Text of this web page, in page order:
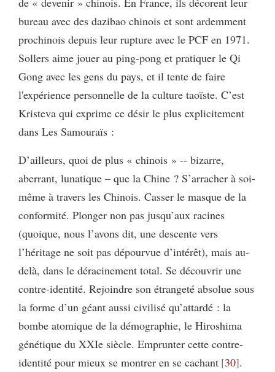
bureau avec des dazibao chinois et sont ardemment
prochinois depuis leur rupture avec le PCF en 1971.
Sollers aime jouer au ping-pong et pratiquer le Qi
Gong avec les gens du pays, et il tente de faire
l'expérience personnelle de la culture taoïste. C’est
Kristeva qui exprime ce désir le plus explicitement
dans Les Samouraïs :
D’ailleurs, quoi de plus « chinois » -- bizarre,
aberrant, lunatique – que la Chine ? S’arracher à soi-
même à travers les Chinois. Casser le masque de la
conformité. Plonger non pas jusqu’aux racines
(quoique, nous l’avons dit, une descente vers
l’héritage ne soit pas dépourvue d’intérêt), mais au-
delà, dans le déracinement total. Se découvrir une
contre-identité. Rejoindre son étrangeté absolue sous
la forme d’un géant aussi civilisé qu’attardé : la
bombe atomique de la démographie, le Hiroshima
génétique du XXIe siècle. Emprunter cette contre-
identité pour mieux se montrer en se cachant 30 .